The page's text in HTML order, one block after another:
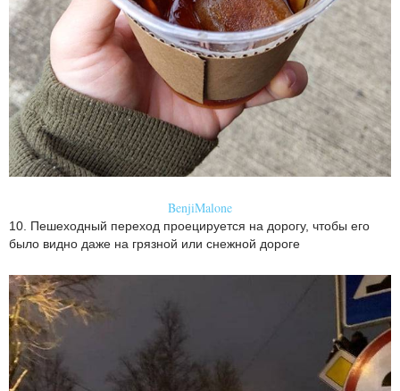
BenjiMalone
10. Пешеходный переход проецируется на дорогу, чтобы его
было видно даже на грязной или снежной дороге